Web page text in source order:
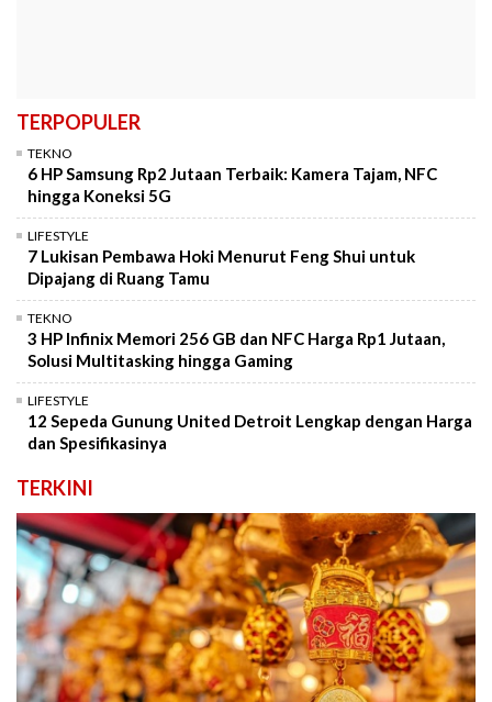
TERPOPULER
TEKNO
6 HP Samsung Rp2 Jutaan Terbaik: Kamera Tajam, NFC
hingga Koneksi 5G
LIFESTYLE
7 Lukisan Pembawa Hoki Menurut Feng Shui untuk
Dipajang di Ruang Tamu
TEKNO
3 HP Infinix Memori 256 GB dan NFC Harga Rp1 Jutaan,
Solusi Multitasking hingga Gaming
LIFESTYLE
12 Sepeda Gunung United Detroit Lengkap dengan Harga
dan Spesifikasinya
TERKINI